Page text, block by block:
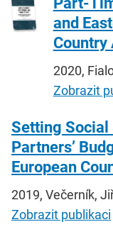
and
Country
2020,
Zobrazit
Setting Social
Partners’
European
2019, Večerník,
Zobrazit publikaci